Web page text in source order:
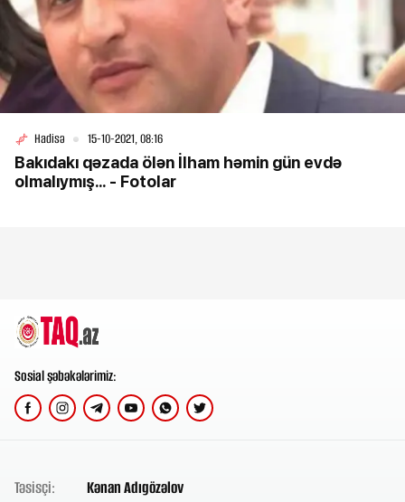
Hadisə 15-10-2021, 08:16
Bakıdakı qəzada ölən İlham həmin gün evdə
olmalıymış... - Fotolar
Sosial şəbəkələrimiz:
Təsisçi: Kənan Adıgözəlov